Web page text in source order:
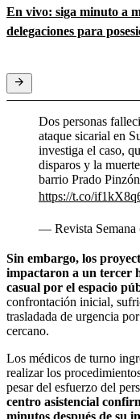
En vivo: siga minuto a
delegaciones para
Dos personas
ataque sicarial en
investiga el caso,
disparos y la
barrio Prado
https://t.co/
— Revista Semana
Sin embargo, los
impactaron a un tercer
casual por el espacio
confrontación inicial,
trasladada de urgencia
cercano.
Los médicos de turno
realizar los
pesar del esfuerzo del
centro asistencial